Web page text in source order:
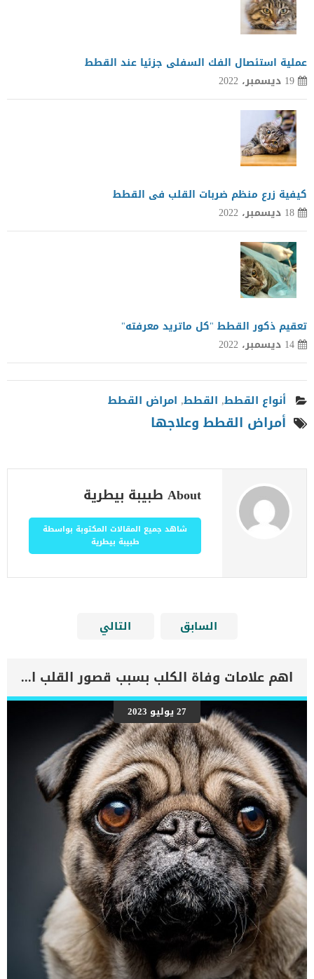
عملية استئصال الفك السفلى جزئيا عند القطط
19 ديسمبر، 2022
كيفية زرع منظم ضربات القلب فى القطط
18 ديسمبر، 2022
تعقيم ذكور القطط "كل ماتريد معرفته"
14 ديسمبر، 2022
أنواع القطط, القطط, امراض القطط
أمراض القطط وعلاجها
About طبيبة بيطرية
شاهد جميع المقالات المكتوبة بواسطة
طبيبة بيطرية
السابق التالي
اهم علامات وفاة الكلب بسبب قصور القلب الاحتقانى
27 يوليو 2023